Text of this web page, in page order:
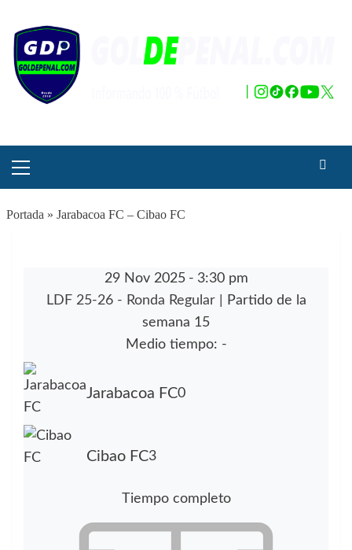
contenido
principal
Portada » Jarabacoa FC – Cibao FC
29 Nov 2025 - 3:30 pm
LDF 25-26 - Ronda Regular
| Partido de la
semana 15
Medio tiempo: -
Jarabacoa FC0
Cibao FC3
Tiempo completo